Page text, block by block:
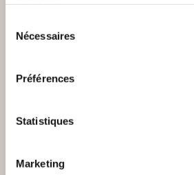
Nécessaires
Préférences
Statistiques
Marketing
PLANÉTAIRES TOME